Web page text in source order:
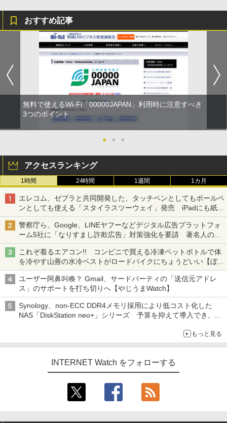
おすすめ記事
無料で使えるWi-Fi「00000JAPAN」利用時に注意すべき
3つのポイント
● ● ●
アクセスランキング
1時間 24時間 1週間 1カ月
エレコム、ゼブラと共同開発した、タッチペンとしてもボールペ
ンとしても使える「スタイラスツーウェイ」発売 iPadにも紙に
も、持ち替えずに書き込める
警察庁ら、Google、LINEヤフーなどデジタル広告プラットフォ
ーム5社に「なりすまし詐欺広告」対策強化を要請 著名人の写
真や映像を使った投資詐欺などへの対策として
これぞ着るエアコン!! コンビニで買える冷凍ペットボトルで体
を冷やす山善の水冷ベストがロードバイクにちょうどいい【ぼっ
ち・ざ・ろーど！その14】【空いた時間でなにしてる？】
ユーザー阿鼻叫喚？ Gmail、サードパーティの「送信元アドレ
ス」のサポートを打ち切りへ【やじうまWatch】
Synology、non-ECC DDR4メモリ採用により低コスト化した
NAS「DiskStation neo+」シリーズ 予算を抑えて導入でき、
もっと見る
INTERNET Watch をフォローする